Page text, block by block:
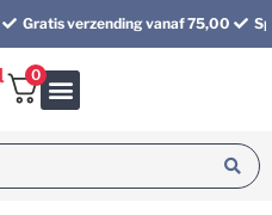
Gratis verzending vanaf 75,00
0